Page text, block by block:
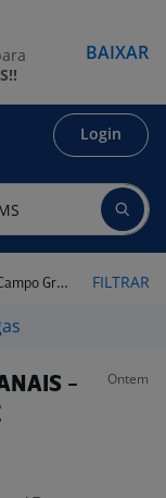
Login
- MS FILTRAR
-
Ontem
BAIXAR